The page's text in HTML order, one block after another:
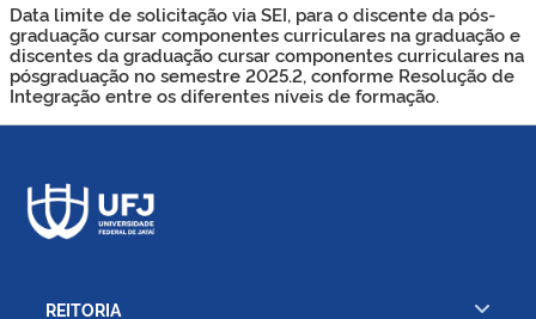
Data limite de solicitação via SEI, para o discente da pós-
graduação cursar componentes curriculares na graduação e
discentes da graduação cursar componentes curriculares na
pósgraduação no semestre 2025.2, conforme Resolução de
Integração entre os diferentes níveis de formação.
REITORIA